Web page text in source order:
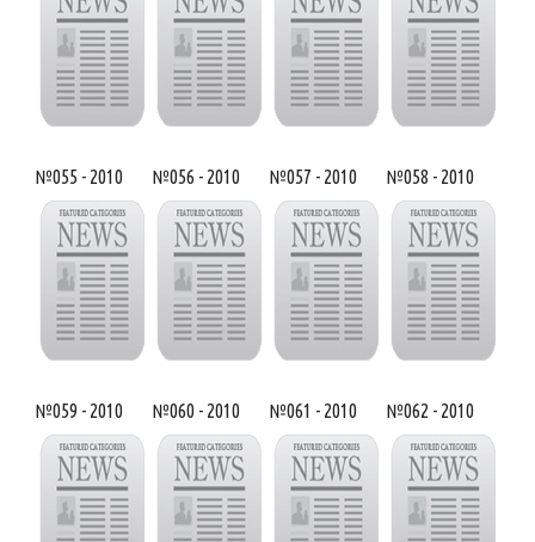
№055 - 2010 №056 - 2010 №057 - 2010 №058 - 2010
№059 - 2010 №060 - 2010 №061 - 2010 №062 - 2010